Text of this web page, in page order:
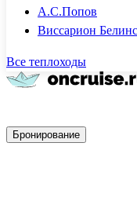
А.С.Попов
Виссарион
Все теплоходы
Бронирование